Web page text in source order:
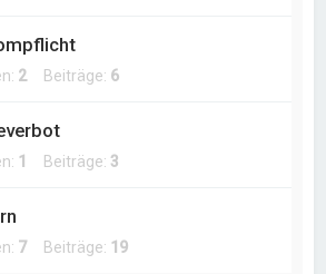
2Beiträge: 6
1 Beiträge: 3
7Beiträge: 19